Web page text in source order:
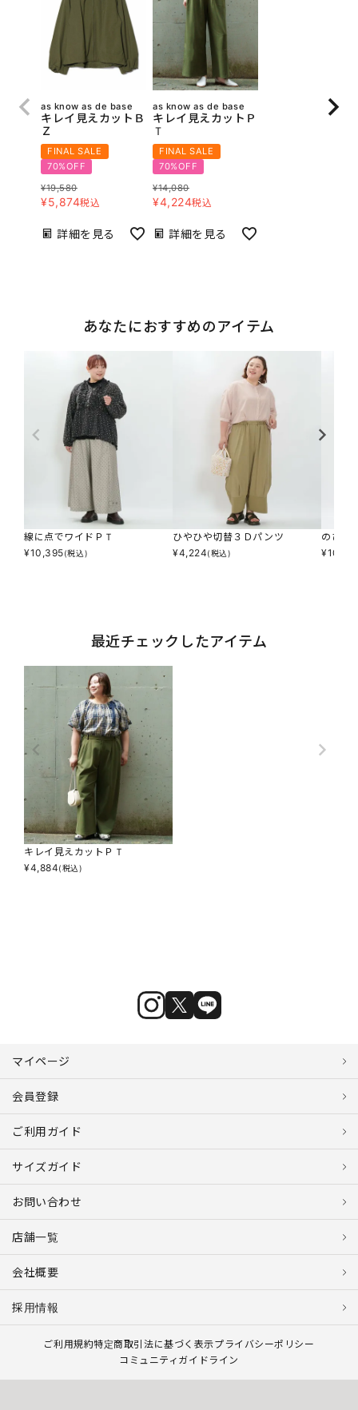
as know as de base
キレイ見えカットＢ
Ｚ
FINAL SALE
70%OFF
¥19,580
¥5,874税込
詳細を見る
as know as de base
キレイ見えカットＰ
Ｔ
FINAL SALE
70%OFF
¥14,080
¥4,224税込
詳細を見る
あなたにおすすめのアイテム
線に点でワイドＰＴ
¥10,395(税込)
ひやひや切替３Ｄパンツ
¥4,224(税込)
のびコ
¥
最近チェックしたアイテム
キレイ見えカットＰＴ
¥4,884(税込)
マイページ
会員登録
ご利用ガイド
サイズガイド
お問い合わせ
店舗一覧
会社概要
採用情報
ご利用規約特定商取引法に基づく表示プライバシーポリシー
コミュニティガイドライン